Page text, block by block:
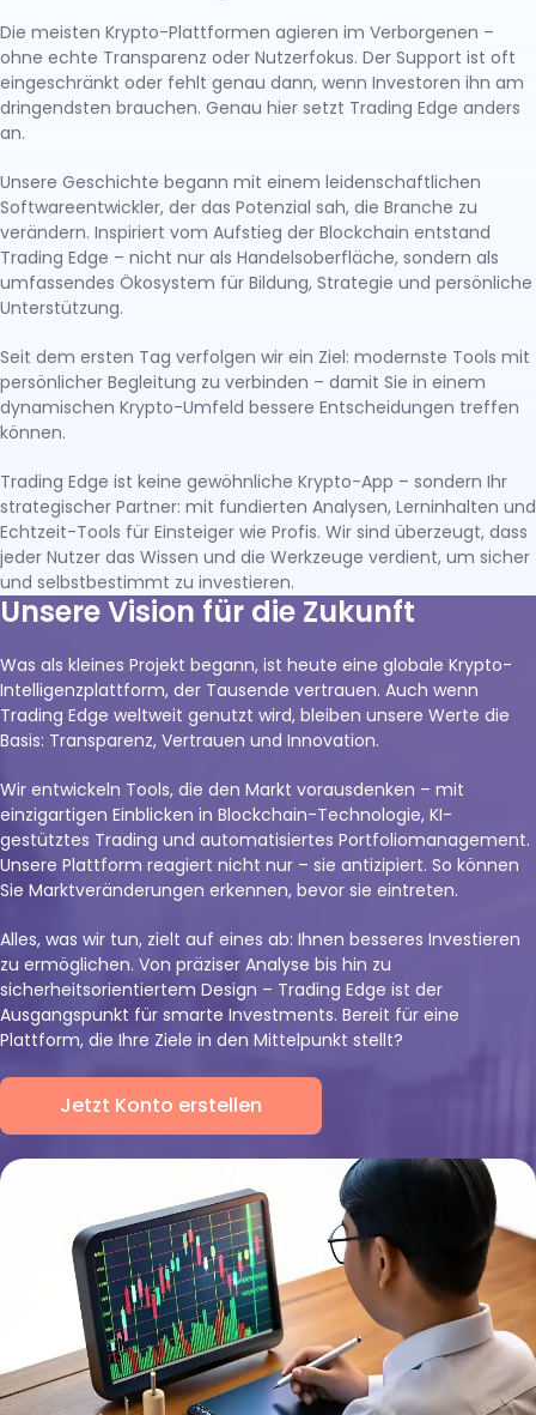
Die meisten Krypto-Plattformen agieren im Verborgenen –
ohne echte Transparenz oder Nutzerfokus. Der Support ist oft
eingeschränkt oder fehlt genau dann, wenn Investoren ihn am
dringendsten brauchen. Genau hier setzt Trading Edge anders
an.
Unsere Geschichte begann mit einem leidenschaftlichen
Softwareentwickler, der das Potenzial sah, die Branche zu
verändern. Inspiriert vom Aufstieg der Blockchain entstand
Trading Edge – nicht nur als Handelsoberfläche, sondern als
umfassendes Ökosystem für Bildung, Strategie und persönliche
Unterstützung.
Seit dem ersten Tag verfolgen wir ein Ziel: modernste Tools mit
persönlicher Begleitung zu verbinden – damit Sie in einem
dynamischen Krypto-Umfeld bessere Entscheidungen treffen
können.
Trading Edge ist keine gewöhnliche Krypto-App – sondern Ihr
strategischer Partner: mit fundierten Analysen, Lerninhalten und
Echtzeit-Tools für Einsteiger wie Profis. Wir sind überzeugt, dass
jeder Nutzer das Wissen und die Werkzeuge verdient, um sicher
und selbstbestimmt zu investieren.
Unsere Vision für die Zukunft
Was als kleines Projekt begann, ist heute eine globale Krypto-
Intelligenzplattform, der Tausende vertrauen. Auch wenn
Trading Edge weltweit genutzt wird, bleiben unsere Werte die
Basis: Transparenz, Vertrauen und Innovation.
Wir entwickeln Tools, die den Markt vorausdenken – mit
einzigartigen Einblicken in Blockchain-Technologie, KI-
gestütztes Trading und automatisiertes Portfoliomanagement.
Unsere Plattform reagiert nicht nur – sie antizipiert. So können
Sie Marktveränderungen erkennen, bevor sie eintreten.
Alles, was wir tun, zielt auf eines ab: Ihnen besseres Investieren
zu ermöglichen. Von präziser Analyse bis hin zu
sicherheitsorientiertem Design – Trading Edge ist der
Ausgangspunkt für smarte Investments. Bereit für eine
Plattform, die Ihre Ziele in den Mittelpunkt stellt?
Jetzt Konto erstellen